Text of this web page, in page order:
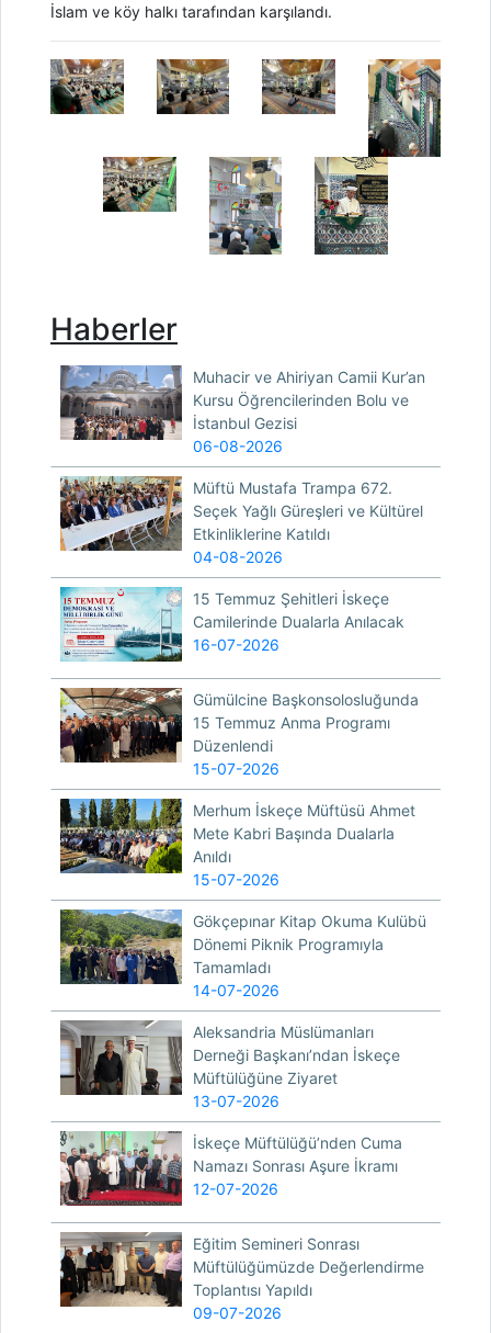
İslam ve köy halkı tarafından karşılandı.
Haberler
Muhacir ve Ahiriyan Camii Kur’an
Kursu Öğrencilerinden Bolu ve
İstanbul Gezisi
06-08-2026
Müftü Mustafa Trampa 672.
Seçek Yağlı Güreşleri ve Kültürel
Etkinliklerine Katıldı
04-08-2026
15 Temmuz Şehitleri İskeçe
Camilerinde Dualarla Anılacak
16-07-2026
Gümülcine Başkonsolosluğunda
15 Temmuz Anma Programı
Düzenlendi
15-07-2026
Merhum İskeçe Müftüsü Ahmet
Mete Kabri Başında Dualarla
Anıldı
15-07-2026
Gökçepınar Kitap Okuma Kulübü
Dönemi Piknik Programıyla
Tamamladı
14-07-2026
Aleksandria Müslümanları
Derneği Başkanı’ndan İskeçe
Müftülüğüne Ziyaret
13-07-2026
İskeçe Müftülüğü’nden Cuma
Namazı Sonrası Aşure İkramı
12-07-2026
Eğitim Semineri Sonrası
Müftülüğümüzde Değerlendirme
Toplantısı Yapıldı
09-07-2026